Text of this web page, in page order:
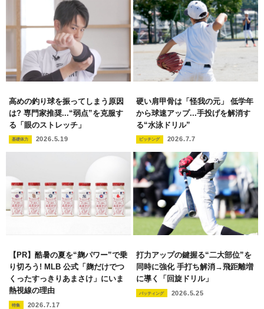
高めの釣り球を振ってしまう原因
は? 専門家推奨...“弱点”を克服す
る「眼のストレッチ」
基礎体力 2026.5.19
硬い肩甲骨は「怪我の元」 低学年
から球速アップ...手投げを解消す
る“水泳ドリル”
ピッチング 2026.7.7
【PR】酷暑の夏を“麹パワー”で乗
り切ろう! MLB 公式「麹だけでつ
くったすっきりあまさけ」にいま
熱視線の理由
特集 2026.7.17
打力アップの鍵握る“二大部位”を
同時に強化 手打ち解消→飛距離増
に導く「回旋ドリル」
バッティング 2026.5.25